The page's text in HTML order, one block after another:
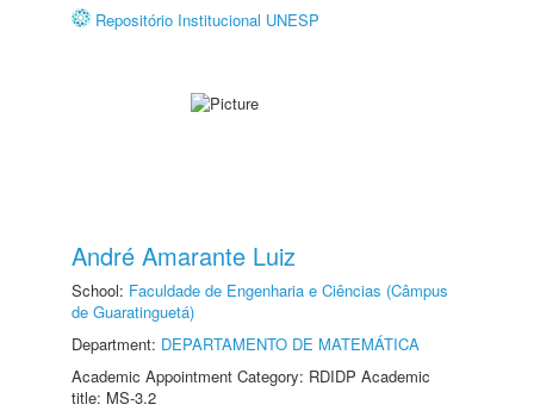
Repositório Institucional UNESP
André Amarante Luiz
School: Faculdade de Engenharia e Ciências (Câmpus
de Guaratinguetá)
Department: DEPARTAMENTO DE MATEMÁTICA
Academic Appointment Category: RDIDP Academic
title: MS-3.2